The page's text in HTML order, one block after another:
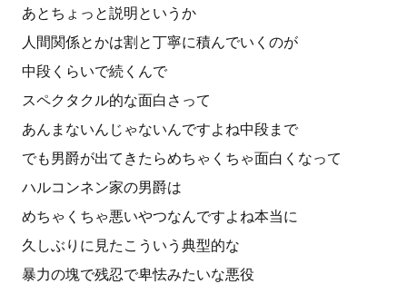
あとちょっと説明というか
人間関係とかは割と丁寧に積んでいくのが
中段くらいで続くんで
スペクタクル的な面白さって
あんまないんじゃないんですよね中段まで
でも男爵が出てきたらめちゃくちゃ面白くなって
ハルコンネン家の男爵は
めちゃくちゃ悪いやつなんですよね本当に
久しぶりに見たこういう典型的な
暴力の塊で残忍で卑怯みたいな悪役